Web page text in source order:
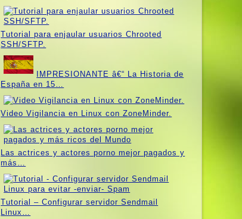
Tutorial para enjaular usuarios Chrooted
SSH/SFTP.
IMPRESIONANTE â€“ La Historia de
España en 15…
Video Vigilancia en Linux con ZoneMinder.
Las actrices y actores porno mejor pagados y
más…
Tutorial – Configurar servidor Sendmail
Linux…